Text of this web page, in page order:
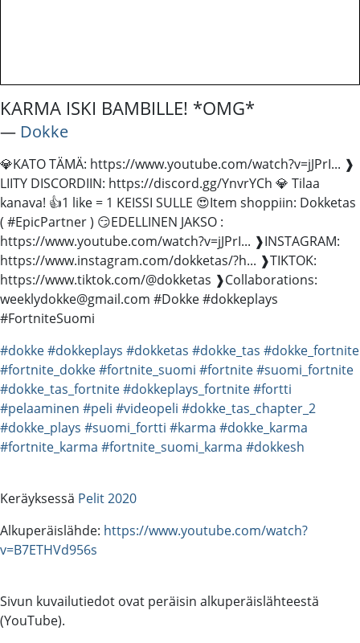
KARMA ISKI BAMBILLE! *OMG*
― Dokke
💎KATO TÄMÄ: https://www.youtube.com/watch?v=jJPrI... ❱
LIITY DISCORDIIN: https://discord.gg/YnvrYCh 💎 Tilaa
kanava! 👍1 like = 1 KEISSI SULLE 😍Item shoppiin: Dokketas
( #EpicPartner ) 😏EDELLINEN JAKSO :
https://www.youtube.com/watch?v=jJPrI... ❱INSTAGRAM:
https://www.instagram.com/dokketas/?h... ❱TIKTOK:
https://www.tiktok.com/@dokketas ❱Collaborations:
weeklydokke@gmail.com #Dokke #dokkeplays
#FortniteSuomi
#dokke#dokkeplays #dokketas #dokke_tas #dokke_fortnite
#fortnite_dokke#fortnite_suomi #fortnite#suomi_fortnite
#dokke_tas_fortnite#dokkeplays_fortnite#fortti
#pelaaminen #peli #videopeli #dokke_tas_chapter_2
#dokke_plays #suomi_fortti #karma #dokke_karma
#fortnite_karma #fortnite_suomi_karma #dokkesh
Keräyksessä Pelit 2020
Alkuperäislähde: https://www.youtube.com/watch?
v=B7ETHVd956s
Sivun kuvailutiedot ovat peräisin alkuperäislähteestä
(YouTube).